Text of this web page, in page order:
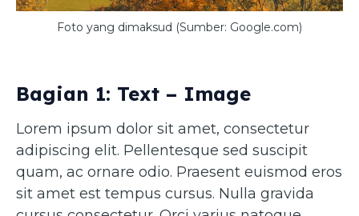
Foto yang dimaksud (Sumber: Google.com)
Bagian 1: Text – Image
Lorem ipsum dolor sit amet, consectetur
adipiscing elit. Pellentesque sed suscipit
quam, ac ornare odio. Praesent euismod eros
sit amet est tempus cursus. Nulla gravida